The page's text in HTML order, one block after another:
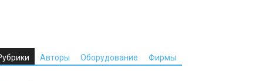
Авторы Оборудование Фирмы